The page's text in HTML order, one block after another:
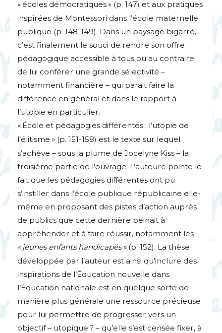
« écoles démocratiques» (p. 147) et aux pratiques
inspirées de Montessori dans l’école maternelle
publique (p. 148-149). Dans un paysage bigarré,
c’est finalement le souci de rendre son offre
pédagogique accessible à tous ou au contraire
de lui conférer une grande sélectivité –
notamment financière – qui parait faire la
différence en général et dans le rapport à
l’utopie en particulier.
« École et pédagogies différentes : l’utopie de
l’élitisme » (p. 151-158) est le texte sur lequel
s’achève – sous la plume de Jocelyne Kiss – la
troisième partie de l’ouvrage. L’auteure pointe le
fait que les pédagogies différentes ont pu
s’instiller dans l’école publique républicaine elle-
même en proposant des pistes d’action auprès
de publics que cette dernière peinait à
appréhender et à faire réussir, notamment les
« jeunes enfants handicapés »(p. 152). La thèse
développée par l’auteur est ainsi qu’inclure des
inspirations de l’Éducation nouvelle dans
l’Éducation nationale est en quelque sorte de
manière plus générale une ressource précieuse
pour lui permettre de progresser vers un
objectif – utopique ? – qu’elle s’est censée fixer, à